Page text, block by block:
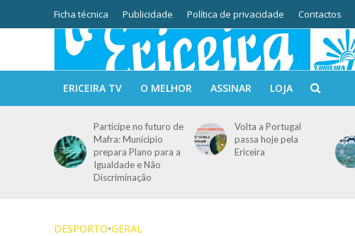
Ficha técnica Publicidade Política de privacidade Contactos
ERICEIRA TV O MELHOR ASSINAR LOJA
Participe no futuro de
Mafra: Município
prepara Plano para a
Igualdade e Não
Discriminação
Volta a Portugal
passa hoje pela
Ericeira
DESPORTO•GERAL